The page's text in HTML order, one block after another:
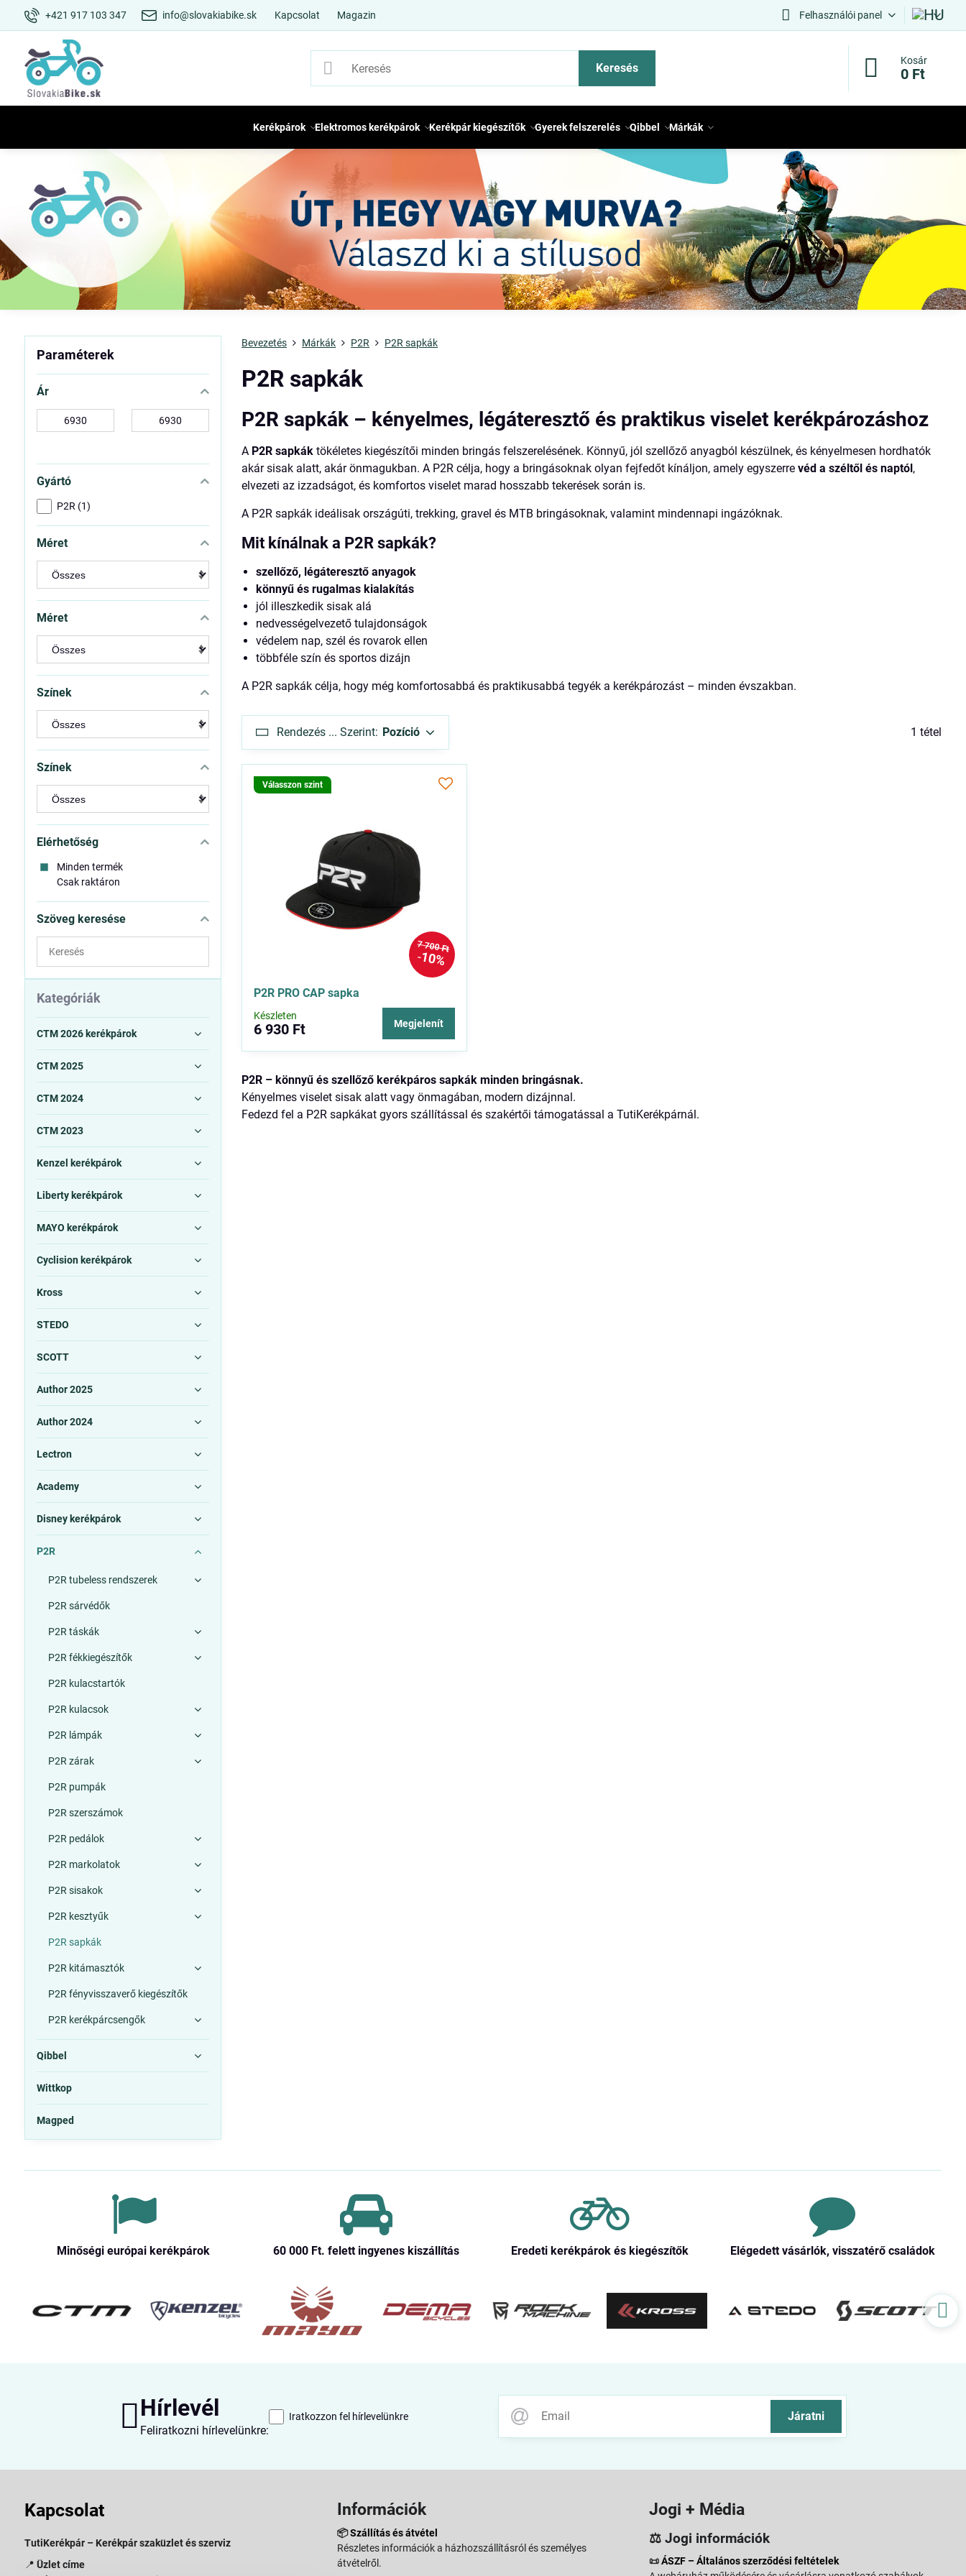
+421 917 103 347 info@slovakiabike.sk Kapcsolat Magazin Felhasználói panel
Keresés
Kosár
0 Ft
Kerékpárok Elektromos kerékpárok Kerékpár kiegészítők Gyerek felszerelés Qibbel Márkák
Bevezetés Márkák P2R P2R sapkák
P2R sapkák
P2R sapkák – kényelmes, légáteresztő és praktikus viselet kerékpározáshoz
A P2R sapkák tökéletes kiegészítői minden bringás felszerelésének. Könnyű, jól szellőző anyagból készülnek, és kényelmesen hordhatók
akár sisak alatt, akár önmagukban. A P2R célja, hogy a bringásoknak olyan fejfedőt kínáljon, amely egyszerrevéd a széltől és naptól,
elvezeti az izzadságot, és komfortos viselet marad hosszabb tekerések során is.
A P2R sapkák ideálisak országúti, trekking, gravel és MTB bringásoknak, valamint mindennapi ingázóknak.
Mit kínálnak a P2R sapkák?
szellőző, légáteresztő anyagok
könnyű és rugalmas kialakítás
jól illeszkedik sisak alá
nedvességelvezető tulajdonságok
védelem nap, szél és rovarok ellen
többféle szín és sportos dizájn
A P2R sapkák célja, hogy még komfortosabbá és praktikusabbá tegyék a kerékpározást – minden évszakban.
Rendezés ... Szerint: Pozíció 1 tétel
7 700 Ft
10%
Válasszon szint
P2R PRO CAP sapka
Készleten
6 930 Ft Megjelenít
P2R – könnyű és szellőző kerékpáros sapkák minden bringásnak.
Kényelmes viselet sisak alatt vagy önmagában, modern dizájnnal.
Fedezd fel a P2R sapkákat gyors szállítással és szakértői támogatással a TutiKerékpárnál.
Paraméterek
Ár
tól:
ig:
Gyártó
P2R (1)
Méret
Méret
Színek
Színek
Elérhetőség
Minden termék
Csak raktáron
Szöveg keresése
szűrési
eredmények
teljes
szövegben
Kategóriák
CTM 2026 kerékpárok
CTM 2025
CTM 2024
CTM 2023
Kenzel kerékpárok
Liberty kerékpárok
MAYO kerékpárok
Cyclision kerékpárok
Kross
STEDO
SCOTT
Author 2025
Author 2024
Lectron
Academy
Disney kerékpárok
P2R
P2R tubeless rendszerek
P2R sárvédők
P2R táskák
P2R fékkiegészítők
P2R kulacstartók
P2R kulacsok
P2R lámpák
P2R zárak
P2R pumpák
P2R szerszámok
P2R pedálok
P2R markolatok
P2R sisakok
P2R kesztyűk
P2R sapkák
P2R kitámasztók
P2R fényvisszaverő kiegészítők
P2R kerékpárcsengők
Qibbel
Wittkop
Magped
Minőségi európai kerékpárok 60 000 Ft​. felett ingyenes kiszállítás Eredeti kerékpárok és kiegészítők Elégedett vásárlók, visszatérő családok
Hírlevél
Feliratkozni hírlevelünkre:
Járatni
Iratkozzon fel hírlevelünkre
Kapcsolat
TutiKerékpár – Kerékpár szaküzlet és szerviz
📍 Üzlet címe
Információk
📦Szállítás és átvétel
Részletes információk a házhozszállításról és személyes
átvételről.
Jogi + Média
⚖️ Jogi információk
📜ÁSZF – Általános szerződési feltételek